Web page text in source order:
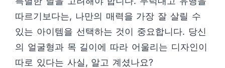
따르기보다는, 나만의 매력을 가장 잘 살릴 수
있는 아이템을 선택하는 것이 중요합니다. 당신
의 얼굴형과 목 길이에 따라 어울리는 디자인이
따로 있다는 사실, 알고 계셨나요?